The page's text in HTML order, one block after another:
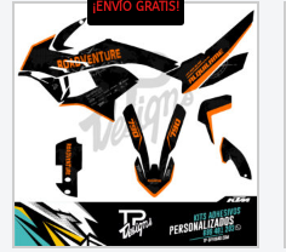
¡ENVÍO GRATIS!